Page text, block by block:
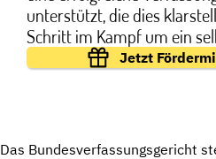
unterstützt, die dies
Schritt im Kampf um ein
Jetzt
Das Bundesverfassungsgericht